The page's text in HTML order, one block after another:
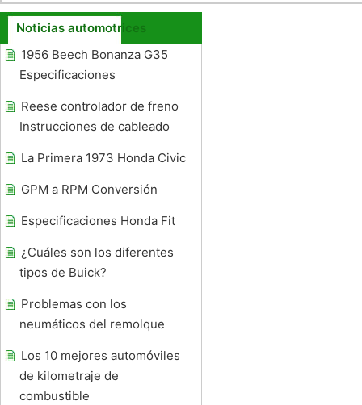
Kawasaki Mule
Noticias automotrices
1956 Beech Bonanza G35
Especificaciones
Reese controlador de freno
Instrucciones de cableado
La Primera 1973 Honda Civic
GPM a RPM Conversión
Especificaciones Honda Fit
¿Cuáles son los diferentes
tipos de Buick?
Problemas con los
neumáticos del remolque
Los 10 mejores automóviles
de kilometraje de
combustible